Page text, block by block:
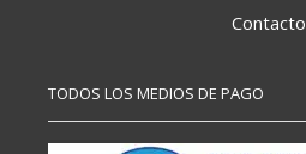
Contacto
TODOS LOS MEDIOS DE PAGO